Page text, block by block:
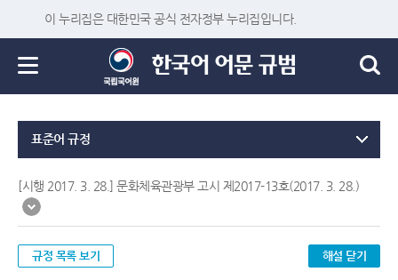
이 누리집은 대한민국 공식 전자정부 누리집입니다.
표준어 규정
[시행 2017. 3. 28.] 문화체육관광부 고시 제2017-13호(2017. 3. 28.)
규정 목록 보기 해설 닫기